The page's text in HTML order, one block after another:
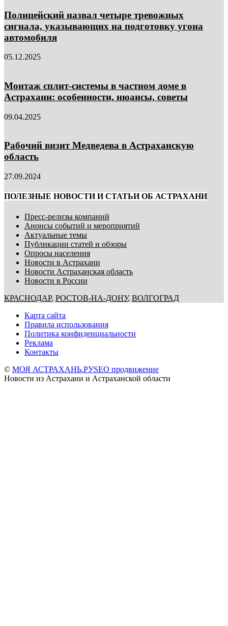
Полицейский назвал четыре тревожных
сигнала, указывающих на подготовку угона
автомобиля
05.12.2025
Монтаж сплит-системы в частном доме в
Астрахани: особенности, нюансы, советы
09.04.2025
Рабочий визит Медведева в Астраханскую
область
27.09.2024
ПОЛЕЗНЫЕ НОВОСТИ И СТАТЬИ ОБ АСТРАХАНИ
Пресс-релизы компаний
Анонсы событий и мероприятий
Актуальные темы
Публикации статей и обзоры
Опросы населения
Новости в Астрахани
Новости Астраханская область
Новости в России
КРАСНОДАР, РОСТОВ-НА-ДОНУ, ВОЛГОГРАД
Карта сайта
Правила использования
Политика конфиденциальности
Реклама
Контакты
© МОЯ АСТРАХАНЬ.РУSEO продвижение
Новости из Астрахани и Астраханской области